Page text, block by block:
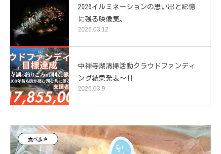
2026イルミネーションの思い出と記憶
に残る映像集。
2026.03.12
中禅寺湖清掃活動クラウドファンディ
ング結果発表～‼️
2026.03.9
食べ歩き